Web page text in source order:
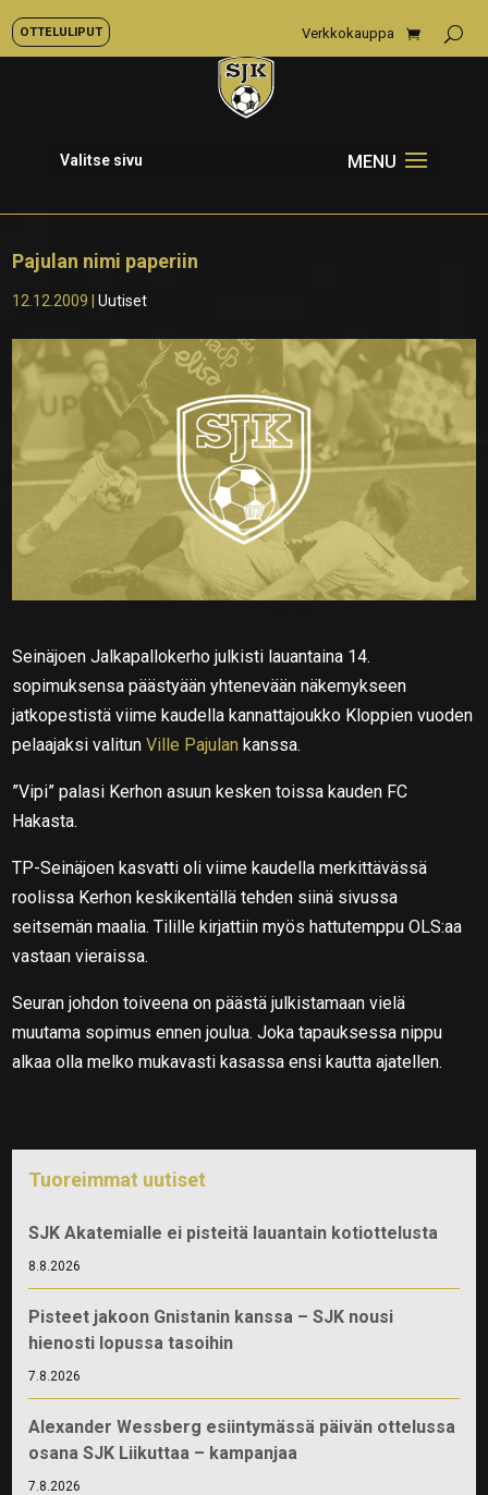
OTTELULIPUT Verkkokauppa
Valitse sivu
Pajulan nimi paperiin
12.12.2009 |Uutiset
Seinäjoen Jalkapallokerho julkisti lauantaina 14.
sopimuksensa päästyään yhtenevään näkemykseen
jatkopestistä viime kaudella kannattajoukko Kloppien vuoden
pelaajaksi valitunVille Pajulan kanssa.
”Vipi” palasi Kerhon asuun kesken toissa kauden FC
Hakasta.
TP-Seinäjoen kasvatti oli viime kaudella merkittävässä
roolissa Kerhon keskikentällä tehden siinä sivussa
seitsemän maalia. Tilille kirjattiin myös hattutemppu OLS:aa
vastaan vieraissa.
Seuran johdon toiveena on päästä julkistamaan vielä
muutama sopimus ennen joulua. Joka tapauksessa nippu
alkaa olla melko mukavasti kasassa ensi kautta ajatellen.
Tuoreimmat uutiset
SJK Akatemialle ei pisteitä lauantain kotiottelusta
8.8.2026
Pisteet jakoon Gnistanin kanssa – SJK nousi
hienosti lopussa tasoihin
7.8.2026
Alexander Wessberg esiintymässä päivän ottelussa
osana SJK Liikuttaa – kampanjaa
7.8.2026